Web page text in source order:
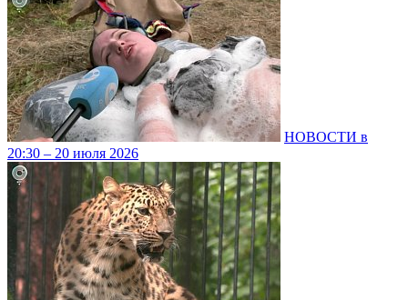
НОВОСТИ в
20:30 – 20 июля 2026